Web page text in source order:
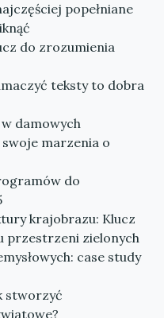
popełniane
do zrozumienia
teksty to dobra
damowych
marzenia o
do
krajobrazu: Klucz
przestrzeni zielonych
case study
stworzyć